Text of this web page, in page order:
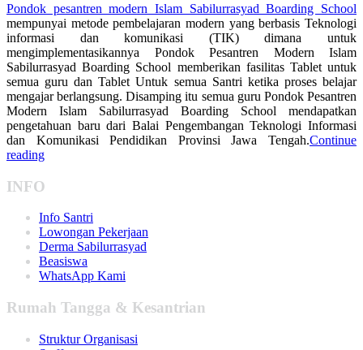
Pondok pesantren modern Islam Sabilurrasyad Boarding School
mempunyai metode pembelajaran modern yang berbasis Teknologi
informasi dan komunikasi (TIK) dimana untuk
mengimplementasikannya Pondok Pesantren Modern Islam
Sabilurrasyad Boarding School memberikan fasilitas Tablet untuk
semua guru dan Tablet Untuk semua Santri ketika proses belajar
mengajar berlangsung. Disamping itu semua guru Pondok Pesantren
Modern Islam Sabilurrasyad Boarding School mendapatkan
pengetahuan baru dari Balai Pengembangan Teknologi Informasi
dan Komunikasi Pendidikan Provinsi Jawa Tengah.Continue
reading
INFO
Info Santri
Lowongan Pekerjaan
Derma Sabilurrasyad
Beasiswa
WhatsApp Kami
Rumah Tangga & Kesantrian
Struktur Organisasi